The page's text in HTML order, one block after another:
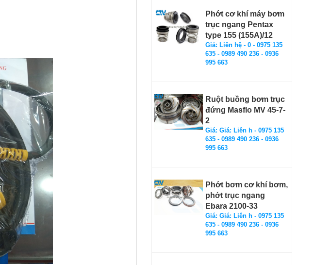
Phớt cơ khí máy bơm
trục ngang Pentax
type 155 (155A)/12
Giá: Liên hệ - 0 - 0975 135
635 - 0989 490 236 - 0936
995 663
Ruột buồng bơm trục
đứng Masflo MV 45-7-
2
Giá: Giá: Liên h - 0975 135
635 - 0989 490 236 - 0936
995 663
Phớt bơm cơ khí bơm,
phớt trục ngang
Ebara 2100-33
Giá: Giá: Liên h - 0975 135
635 - 0989 490 236 - 0936
995 663